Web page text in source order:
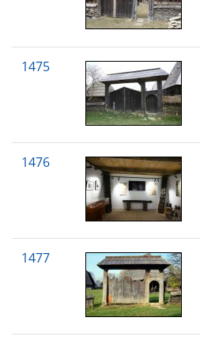
1475
1476
1477